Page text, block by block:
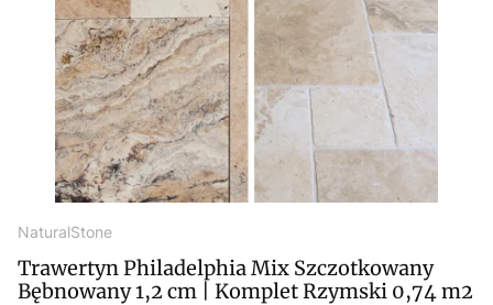
NaturalStone
Trawertyn Philadelphia Mix Szczotkowany
Bębnowany 1,2 cm | Komplet Rzymski 0,74 m2